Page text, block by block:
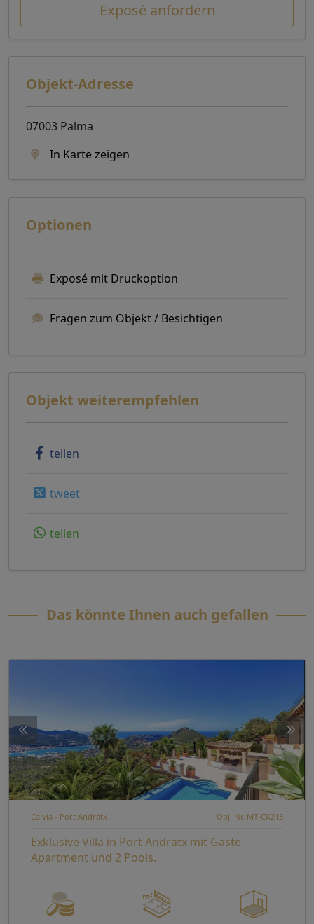
Exposé anfordern
Objekt-Adresse
07003 Palma
In Karte zeigen
Optionen
Exposé mit Druckoption
Fragen zum Objekt / Besichtigen
Objekt weiterempfehlen
teilen
tweet
teilen
Das könnte Ihnen auch gefallen
Calvia - Port Andratx Obj. Nr. MT-CK213
Exklusive Villa in Port Andratx mit Gäste
Apartment und 2 Pools.